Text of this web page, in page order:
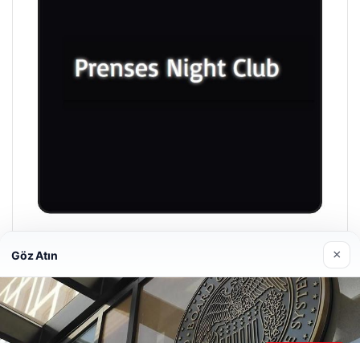
Prenses Night Club
Göz Atın ×